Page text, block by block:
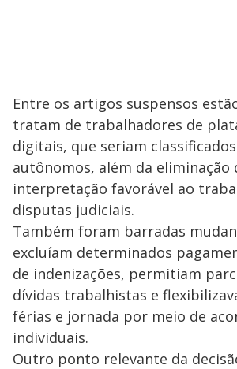
Entre os artigos suspensos
tratam de trabalhadores de
digitais, que seriam
autônomos, além da
interpretação favorável ao
disputas judiciais.
Também foram barradas
excluíam determinados
de indenizações, permitiam
dívidas trabalhistas e
férias e jornada por meio de
individuais.
Outro ponto relevante da